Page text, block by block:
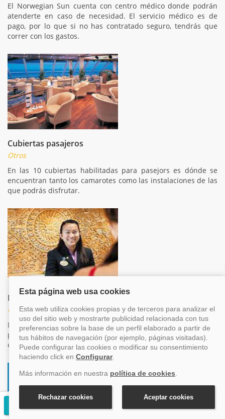
El Norwegian Sun cuenta con centro médico donde podrán
atenderte en caso de necesidad. El servicio médico es de
pago, por lo que si no has contratado seguro, tendrás que
correr con los gastos.
Cubiertas pasajeros
Otros
En las 10 cubiertas habilitadas para pasejors es dónde se
encuentran tanto los camarotes como las instalaciones de las
que podrás disfrutar.
Recepción
Otros
La recepción está abierta durante las 24 horas del día. El
personal esta?a encantado de ayudarte en todo lo que esté
en su mano.